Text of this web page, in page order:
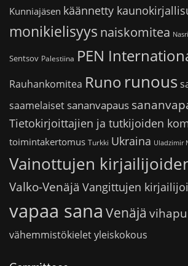
Kunniajäsen käännetty
monikielisyys naiskomitea
Sentsov Palestiina PEN
Rauhankomitea Runo runous
saamelaiset sananvapaus
Tietokirjoittajien ja tutkijoiden
toimintakertomus Turkki Ukraina Uladzimir
Vainottujen
Valko-Venäjä Vangittujen
vapaa sana Venäjä
vähemmistökieletyleiskokous